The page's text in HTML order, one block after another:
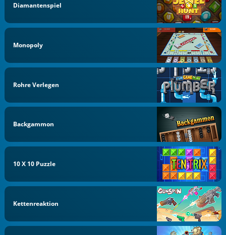
Diamantenspiel
Monopoly
Rohre Verlegen
Backgammon
10 X 10 Puzzle
Kettenreaktion